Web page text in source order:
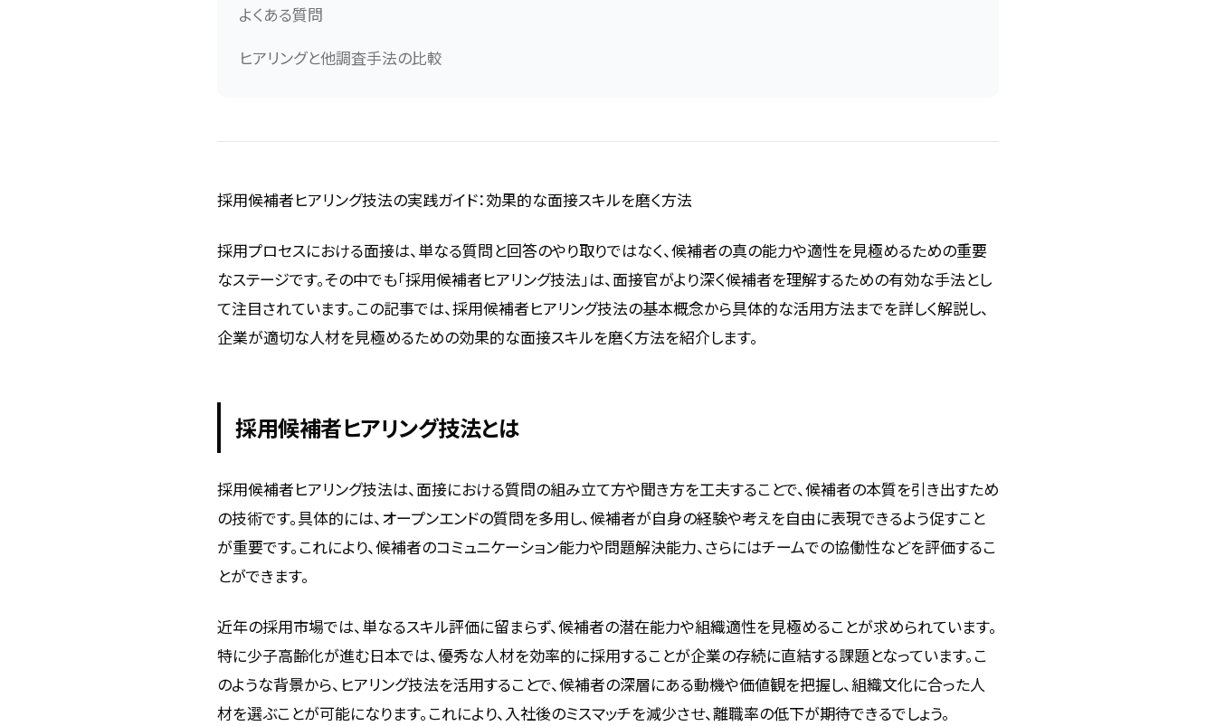
よくある質問
ヒアリングと他調査手法の比較
採用候補者ヒアリング技法の実践ガイド：効果的な面接スキルを磨く方法
採用プロセスにおける面接は、単なる質問と回答のやり取りではなく、候補者の真の能力や適性を見極めるための重要
なステージです。その中でも「採用候補者ヒアリング技法」は、面接官がより深く候補者を理解するための有効な手法とし
て注目されています。この記事では、採用候補者ヒアリング技法の基本概念から具体的な活用方法までを詳しく解説し、
企業が適切な人材を見極めるための効果的な面接スキルを磨く方法を紹介します。
採用候補者ヒアリング技法とは
採用候補者ヒアリング技法は、面接における質問の組み立て方や聞き方を工夫することで、候補者の本質を引き出すため
の技術です。具体的には、オープンエンドの質問を多用し、候補者が自身の経験や考えを自由に表現できるよう促すこと
が重要です。これにより、候補者のコミュニケーション能力や問題解決能力、さらにはチームでの協働性などを評価するこ
とができます。
近年の採用市場では、単なるスキル評価に留まらず、候補者の潜在能力や組織適性を見極めることが求められています。
特に少子高齢化が進む日本では、優秀な人材を効率的に採用することが企業の存続に直結する課題となっています。こ
のような背景から、ヒアリング技法を活用することで、候補者の深層にある動機や価値観を把握し、組織文化に合った人
材を選ぶことが可能になります。これにより、入社後のミスマッチを減少させ、離職率の低下が期待できるでしょう。